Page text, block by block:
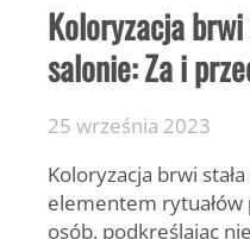
Koloryzacja
salonie: Za i
25 września 2023
Koloryzacja brwi
elementem
osób, podkreślając